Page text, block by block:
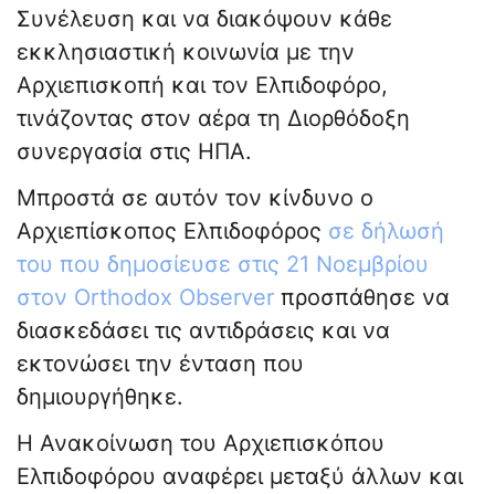
Συνέλευση και να διακόψουν κάθε
εκκλησιαστική κοινωνία με την
Αρχιεπισκοπή και τον Ελπιδοφόρο,
τινάζοντας στον αέρα τη Διορθόδοξη
συνεργασία στις ΗΠΑ.
Μπροστά σε αυτόν τον κίνδυνο ο
Αρχιεπίσκοπος Ελπιδοφόρος σε δήλωσή
του που δημοσίευσε στις 21 Νοεμβρίου
στον Orthodox Observer προσπάθησε να
διασκεδάσει τις αντιδράσεις και να
εκτονώσει την ένταση που
δημιουργήθηκε.
Η Ανακοίνωση του Αρχιεπισκόπου
Ελπιδοφόρου αναφέρει μεταξύ άλλων και